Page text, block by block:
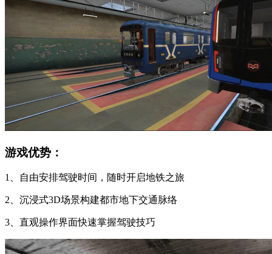
游戏优势：
1、自由安排驾驶时间，随时开启地铁之旅
2、沉浸式3D场景构建都市地下交通脉络
3、直观操作界面快速掌握驾驶技巧